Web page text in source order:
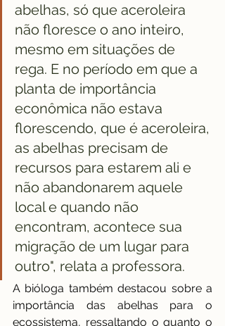
abelhas, só que aceroleira
não floresce o ano inteiro,
mesmo em situações de
rega. E no período em que a
planta de importância
econômica não estava
florescendo, que é aceroleira,
as abelhas precisam de
recursos para estarem ali e
não abandonarem aquele
local e quando não
encontram, acontece sua
migração de um lugar para
outro", relata a professora.
A bióloga também destacou sobre a
importância das abelhas para o
ecossistema, ressaltando o quanto o